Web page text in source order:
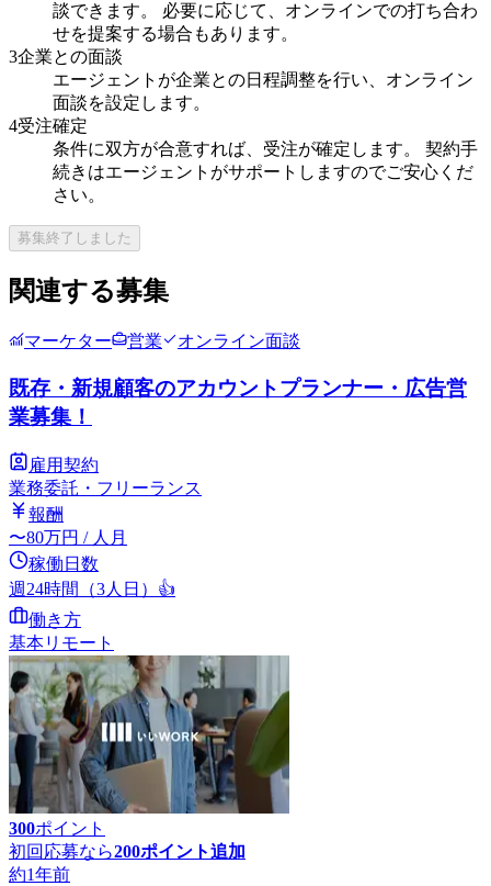
談できます。 必要に応じて、オンラインでの打ち合わ
せを提案する場合もあります。
3企業との面談
エージェントが企業との日程調整を行い、オンライン
面談を設定します。
4受注確定
条件に双方が合意すれば、受注が確定します。 契約手
続きはエージェントがサポートしますのでご安心くだ
さい。
募集終了しました
関連する募集
マーケター 営業 オンライン面談
既存・新規顧客のアカウントプランナー・広告営
業募集！
雇用契約
業務委託・フリーランス
報酬
〜80万円 / 人月
稼働日数
週24時間（3人日） 👍
働き方
基本リモート
300ポイント
初回応募なら200ポイント追加
約1年前